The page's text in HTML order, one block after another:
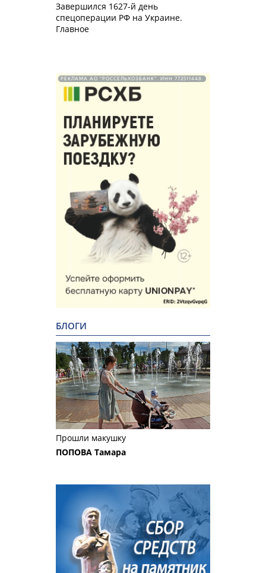
Завершился 1627-й день
спецоперации РФ на Украине.
Главное
РЕКЛАМА АО "РОССЕЛЬХОЗБАНК". ИНН 772511448.
БЛОГИ
Прошли макушку
ПОПОВА Тамара